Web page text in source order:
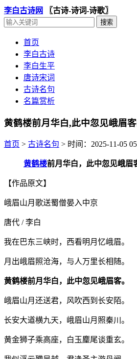
李白古诗网 〖古诗-诗词-诗歌〗
首页
李白古诗
李白生平
唐诗宋词
古诗名句
名篇赏析
黄鹤楼前月华白,此中忽见峨眉
首页 > 古诗名句 > 时间：2025-11-05
黄鹤楼前月华白，此中忽见峨眉
【作品原文】
峨眉山月歌送蜀僧晏入中京
唐代 / 李白
我在巴东三峡时，西看明月忆峨眉。
月出峨眉照沧海，与人万里长相随。
黄鹤楼前月华白，此中忽见峨眉客。
峨眉山月还送君，风吹西到长安陌。
长安大道横九天，峨眉山月照秦川。
黄金狮子乘高座，白玉麈尾谈重玄。